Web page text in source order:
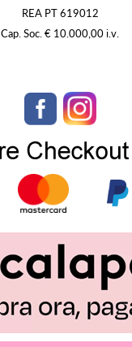
REA PT 619012
Cap. Soc. € 10.000,00 i.v.